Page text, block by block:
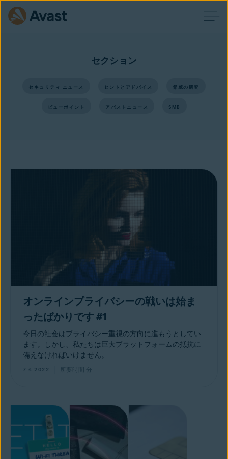
セクション
セキュリティ ニュース ヒントとアドバイス 脅威の研究
ビューポイント アバストニュース SMB
オンラインプライバシーの戦いは始ま
ったばかりです #1
今日の社会はプライバシー重視の方向に進もうとしてい
ます。しかし、私たちは巨大プラットフォームの抵抗に
備えなければいけません。
7 4 2022 所要時間 分